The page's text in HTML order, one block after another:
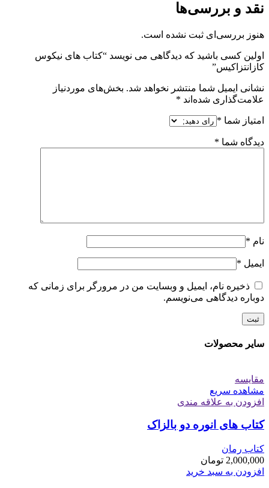
نقد و بررسی‌ها
هنوز بررسی‌ای ثبت نشده است.
اولین کسی باشید که دیدگاهی می نویسد “کتاب های نیکوس
کازانتزاکیس”
نشانی ایمیل شما منتشر نخواهد شد. بخش‌های موردنیاز
علامت‌گذاری شده‌اند *
امتیاز شما *
دیدگاه شما *
نام *
ایمیل *
ذخیره نام، ایمیل و وبسایت من در مرورگر برای زمانی که
دوباره دیدگاهی می‌نویسم.
سایر محصولات
مقایسه
مشاهده سریع
افزودن به علاقه مندی
کتاب های انوره دو بالزاک
کتاب رمان
2,000,000 تومان
افزودن به سبد خرید